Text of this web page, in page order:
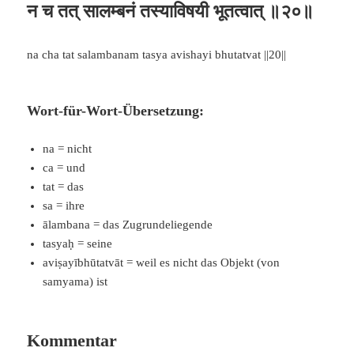
न च तत् सालम्बनं तस्याविषयी भूतत्वात् ॥२०॥
na cha tat salambanam tasya avishayi bhutatvat ||20||
Wort-für-Wort-Übersetzung:
na = nicht
ca = und
tat = das
sa = ihre
ālambana = das Zugrundeliegende
tasyaḥ = seine
aviṣayībhūtatvāt = weil es nicht das Objekt (von
samyama) ist
Kommentar